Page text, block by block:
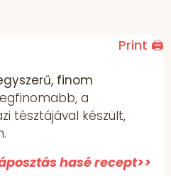
Print 🖨
finom
a
tésztájával készült,
hasé recept>>